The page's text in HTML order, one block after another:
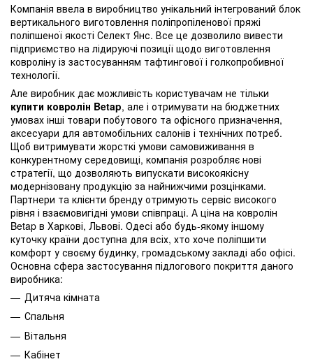
Компанія ввела в виробництво унікальний інтегрований блок
вертикального виготовлення поліпропіленової пряжі
поліпшеної якості Селект Янс. Все це дозволило вивести
підприємство на лідируючі позиції щодо виготовлення
ковроліну із застосуванням тафтингової і голкопробивної
технології.
Але виробник дає можливість користувачам не тільки
купити ковролін Betap, але і отримувати на бюджетних
умовах інші товари побутового та офісного призначення,
аксесуари для автомобільних салонів і технічних потреб.
Щоб витримувати жорсткі умови самовиживання в
конкурентному середовищі, компанія розробляє нові
стратегії, що дозволяють випускати високоякісну
модернізовану продукцію за найнижчими розцінками.
Партнери та клієнти бренду отримують сервіс високого
рівня і взаємовигідні умови співпраці. А ціна на ковролін
Betap в Харкові, Львові. Одесі або будь-якому іншому
куточку країни доступна для всіх, хто хоче поліпшити
комфорт у своєму будинку, громадському закладі або офісі.
Основна сфера застосування підлогового покриття даного
виробника:
Дитяча кімната
Спальня
Вітальня
Кабінет